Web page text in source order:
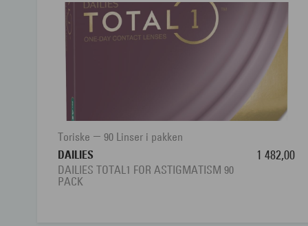
Toriske
90 Linser i pakken
DAILIES
DAILIES TOTAL1 FOR ASTIGMATISM 90
PACK
1 482,00